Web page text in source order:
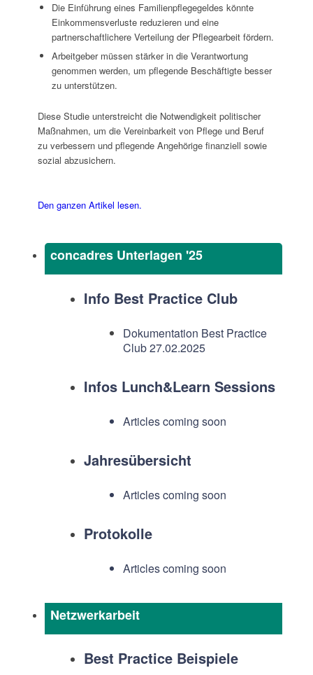
concadres Unterlagen '25
Info Best Practice Club
Dokumentation Best Practice
Club 27.02.2025
Infos Lunch&Learn Sessions
Articles coming soon
Jahresübersicht
Articles coming soon
Protokolle
Articles coming soon
Netzwerkarbeit
Best Practice Beispiele
Die Einführung eines Familienpflegegeldes könnte
Einkommensverluste reduzieren und eine
partnerschaftlichere Verteilung der Pflegearbeit fördern.
Arbeitgeber müssen stärker in die Verantwortung
genommen werden, um pflegende Beschäftigte besser
zu unterstützen.
Diese Studie unterstreicht die Notwendigkeit politischer
Maßnahmen, um die Vereinbarkeit von Pflege und Beruf
zu verbessern und pflegende Angehörige finanziell sowie
sozial abzusichern.
Den ganzen Artikel lesen.